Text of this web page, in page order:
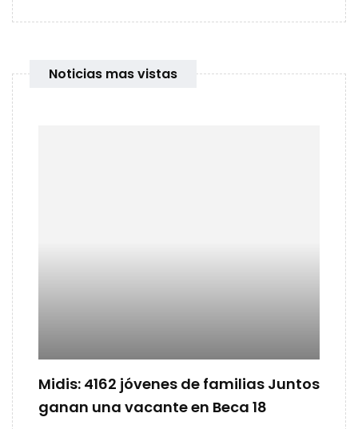
Noticias mas vistas
Midis: 4162 jóvenes de familias Juntos
ganan una vacante en Beca 18